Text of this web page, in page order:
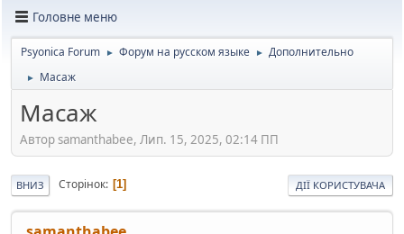
Головне меню
Psyonica Forum ► Форум на русском языке ► Дополнительно
► Масаж
Масаж
Автор samanthabee, Лип. 15, 2025, 02:14 ПП
ВНИЗ Сторінок 1 ДІЇ КОРИСТУВАЧА